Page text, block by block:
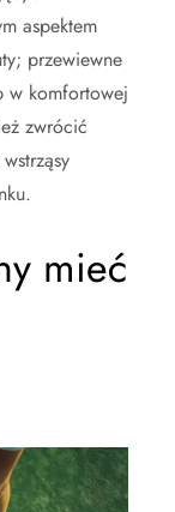
aspektem
przewiewne
w komfortowej
zwrócić
mieć